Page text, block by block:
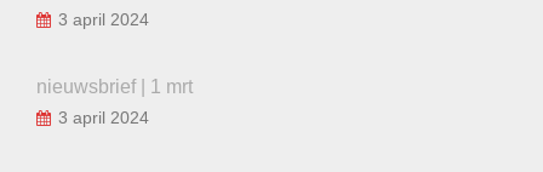
3 april 2024
nieuwsbrief | 1 mrt
3 april 2024